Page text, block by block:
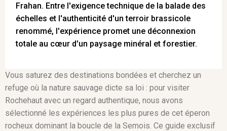
Frahan. Entre l'exigence technique de la balade des
échelles et l'authenticité d'un terroir brassicole
renommé, l'expérience promet une déconnexion
totale au cœur d'un paysage minéral et forestier.
Vous saturez des destinations bondées et cherchez un
refuge où la nature sauvage dicte sa loi : pour visiter
Rochehaut avec un regard authentique, nous avons
sélectionné les expériences les plus pures de cet éperon
rocheux dominant la boucle de la Semois. Ce guide exclusif